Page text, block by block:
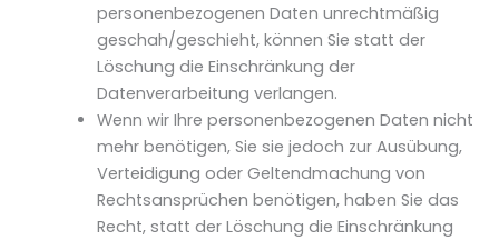
personenbezogenen Daten unrechtmäßig
geschah/geschieht, können Sie statt der
Löschung die Einschränkung der
Datenverarbeitung verlangen.
Wenn wir Ihre personenbezogenen Daten nicht
mehr benötigen, Sie sie jedoch zur Ausübung,
Verteidigung oder Geltendmachung von
Rechtsansprüchen benötigen, haben Sie das
Recht, statt der Löschung die Einschränkung